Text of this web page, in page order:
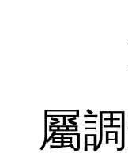
1.
屬